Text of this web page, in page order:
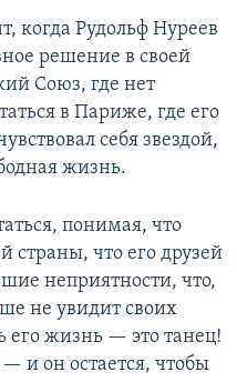
когда Рудольф Нуреев
решение в своей
Союз, где нет
в Париже, где его
себя звездой,
жизнь.
понимая, что
страны, что его друзей
неприятности, что,
не увидит своих
его жизнь — это танец!
и он остается, чтобы